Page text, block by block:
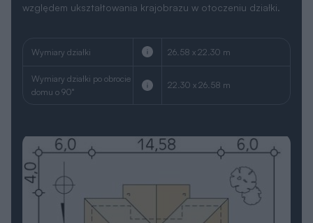
względem ukształtowania krajobrazu w otoczeniu działki.
Wymiary działki 26.58 x 22.30 m
Wymiary działki po obrocie
domu o 90°
22.30 x 26.58 m